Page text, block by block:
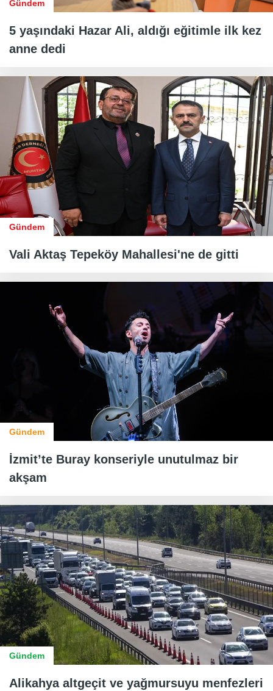
Gündem
5 yaşındaki Hazar Ali, aldığı eğitimle ilk kez
anne dedi
Gündem
Vali Aktaş Tepeköy Mahallesi'ne de gitti
Gündem
İzmit’te Buray konseriyle unutulmaz bir
akşam
Gündem
Alikahya altgeçit ve yağmursuyu menfezleri